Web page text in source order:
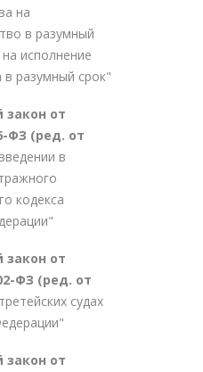
на
в разумный
исполнение
в разумный срок"
от
ФЗ (ред. от
в
кодекса
от
ФЗ (ред. от
судах
от